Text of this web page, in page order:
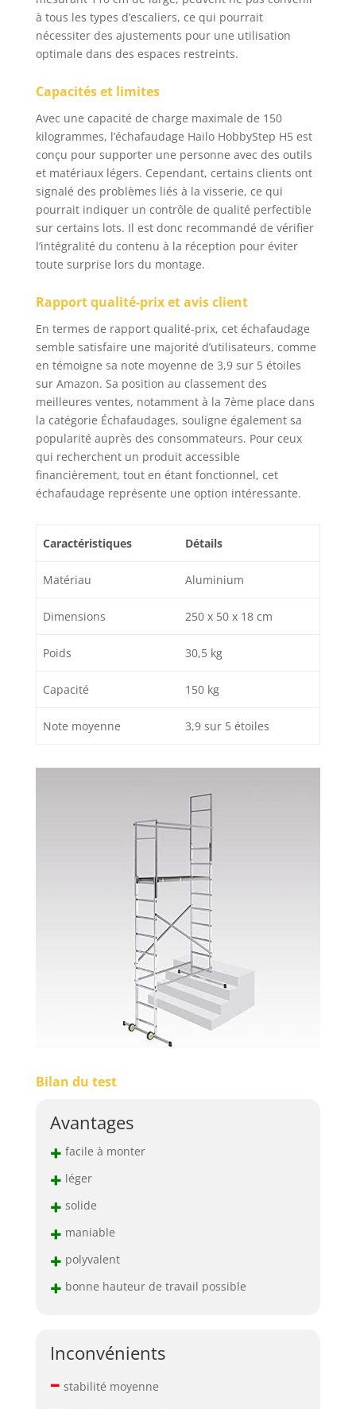
à tous les types d’escaliers, ce qui pourrait
nécessiter des ajustements pour une utilisation
optimale dans des espaces restreints.
Capacités et limites
Avec une capacité de charge maximale de 150
kilogrammes, l’échafaudage Hailo HobbyStep H5 est
conçu pour supporter une personne avec des outils
et matériaux légers. Cependant, certains clients ont
signalé des problèmes liés à la visserie, ce qui
pourrait indiquer un contrôle de qualité perfectible
sur certains lots. Il est donc recommandé de vérifier
l’intégralité du contenu à la réception pour éviter
toute surprise lors du montage.
Rapport qualité-prix et avis client
En termes de rapport qualité-prix, cet échafaudage
semble satisfaire une majorité d’utilisateurs, comme
en témoigne sa note moyenne de 3,9 sur 5 étoiles
sur Amazon. Sa position au classement des
meilleures ventes, notamment à la 7ème place dans
la catégorie Échafaudages, souligne également sa
popularité auprès des consommateurs. Pour ceux
qui recherchent un produit accessible
financièrement, tout en étant fonctionnel, cet
échafaudage représente une option intéressante.
Caractéristiques Détails
Matériau Aluminium
Dimensions 250 x 50 x 18 cm
Poids 30,5 kg
Capacité 150 kg
Note moyenne 3,9 sur 5 étoiles
Bilan du test
Avantages
+ facile à monter
+ léger
+ solide
+ maniable
+ polyvalent
+ bonne hauteur de travail possible
Inconvénients
– stabilité moyenne